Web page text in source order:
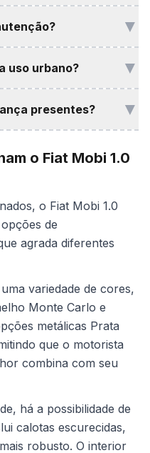
▼
uso urbano? ▼
presentes? ▼
o Fiat Mobi 1.0
o Fiat Mobi 1.0
de
agrada diferentes
variedade de cores,
Monte Carlo e
metálicas Prata
que o motorista
combina com seu
há a possibilidade de
calotas escurecidas,
robusto. O interior